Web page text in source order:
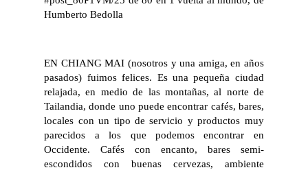
Humberto Bedolla
EN CHIANG MAI (nosotros y una amiga, en años
pasados) fuimos felices. Es una pequeña ciudad
relajada, en medio de las montañas, al norte de
Tailandia, donde uno puede encontrar cafés, bares,
locales con un tipo de servicio y productos muy
parecidos a los que podemos encontrar en
Occidente. Cafés con encanto, bares semi-
escondidos con buenas cervezas, ambiente